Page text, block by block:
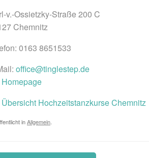
v.-Ossietzky-Straße 200 C
Chemnitz
0163 8651533
office@tinglestep.de
Hochzeitstanzkurse Chemnitz
inAllgemein